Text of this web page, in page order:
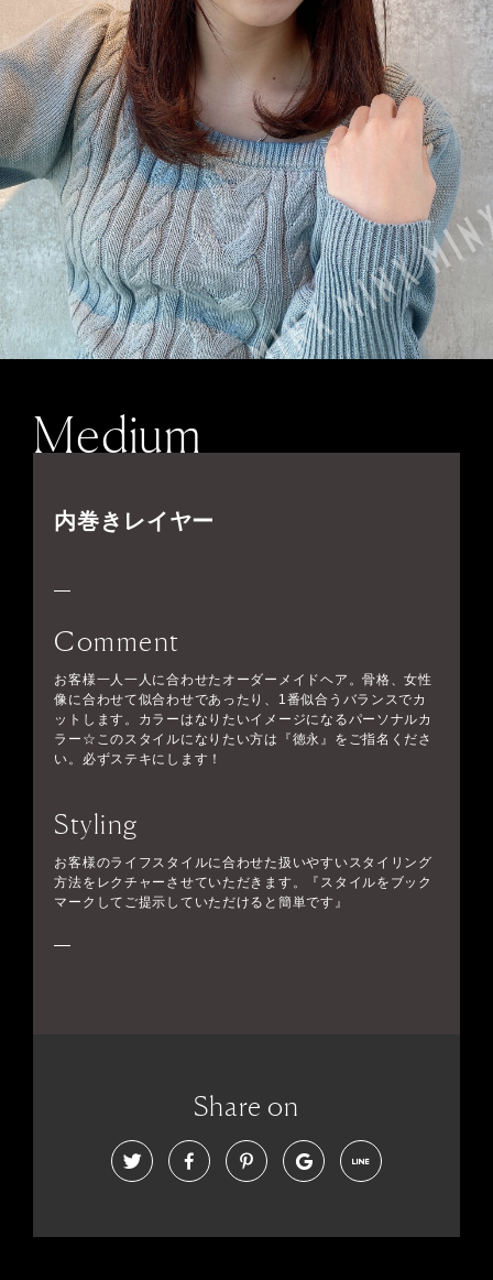
Medium
内巻きレイヤー
Comment
お客様一人一人に合わせたオーダーメイドヘア。骨格、女性
像に合わせて似合わせであったり、1番似合うバランスでカ
ットします。カラーはなりたいイメージになるパーソナルカ
ラー☆このスタイルになりたい方は『徳永』をご指名くださ
い。必ずステキにします！
Styling
お客様のライフスタイルに合わせた扱いやすいスタイリング
方法をレクチャーさせていただきます。『スタイルをブック
マークしてご提示していただけると簡単です』
Share on